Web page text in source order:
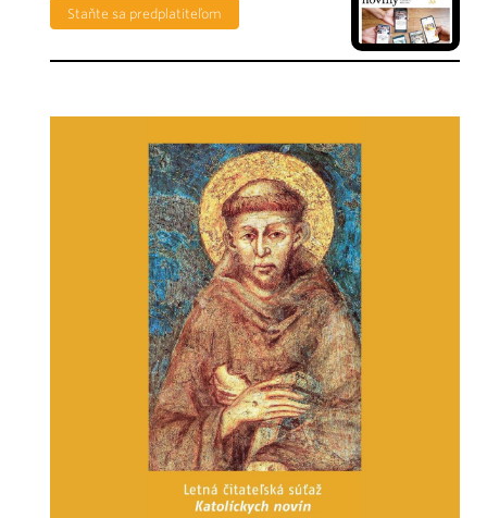
Staňte sa predplatiteľom